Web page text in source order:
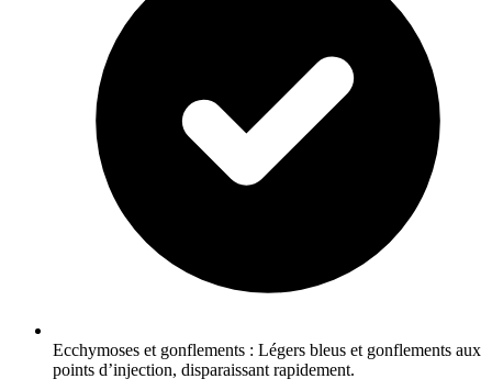
Ecchymoses et gonflements : Légers bleus et gonflements aux
points d’injection, disparaissant rapidement.